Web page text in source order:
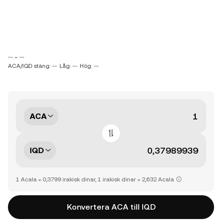
-- ~ --
ACA/IQD stäng: -- Låg: -- Hög: --
ACA
IQD
1 Acala = 0,3799 irakisk dinar, 1 irakisk dinar = 2,632 Acala
Konvertera ACA till IQD